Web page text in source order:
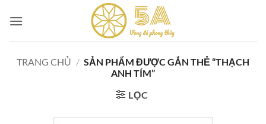
TRANG CHỦ / SẢN PHẨM ĐƯỢC GẮN THẺ “THẠCH
ANH TÍM”
LỌC